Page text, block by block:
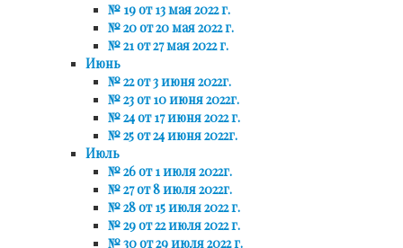
№ 19 от 13 мая 2022 г.
№ 20 от 20 мая 2022 г.
№ 21 от 27 мая 2022 г.
Июнь
№ 22 от 3 июня 2022г.
№ 23 от 10 июня 2022г.
№ 24 от 17 июня 2022 г.
№ 25 от 24 июня 2022г.
Июль
№ 26 от 1 июля 2022г.
№ 27 от 8 июля 2022г.
№ 28 от 15 июля 2022 г.
№ 29 от 22 июля 2022 г.
№ 30 от 29 июля 2022 г.